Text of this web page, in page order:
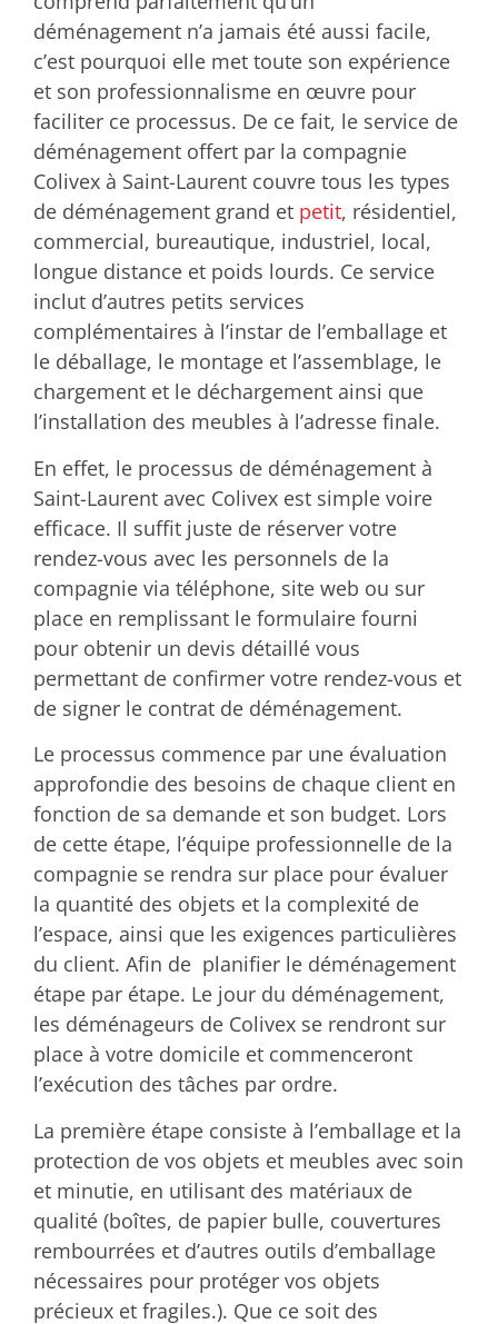
déménagement n’a jamais été aussi facile,
c’est pourquoi elle met toute son expérience
et son professionnalisme en œuvre pour
faciliter ce processus. De ce fait, le service de
déménagement offert par la compagnie
Colivex à Saint-Laurent couvre tous les types
de déménagement grand et petit, résidentiel,
commercial, bureautique, industriel, local,
longue distance et poids lourds. Ce service
inclut d’autres petits services
complémentaires à l’instar de l’emballage et
le déballage, le montage et l’assemblage, le
chargement et le déchargement ainsi que
l’installation des meubles à l’adresse finale.
En effet, le processus de déménagement à
Saint-Laurent avec Colivex est simple voire
efficace. Il suffit juste de réserver votre
rendez-vous avec les personnels de la
compagnie via téléphone, site web ou sur
place en remplissant le formulaire fourni
pour obtenir un devis détaillé vous
permettant de confirmer votre rendez-vous et
de signer le contrat de déménagement.
Le processus commence par une évaluation
approfondie des besoins de chaque client en
fonction de sa demande et son budget. Lors
de cette étape, l’équipe professionnelle de la
compagnie se rendra sur place pour évaluer
la quantité des objets et la complexité de
l’espace, ainsi que les exigences particulières
du client. Afin de planifier le déménagement
étape par étape. Le jour du déménagement,
les déménageurs de Colivex se rendront sur
place à votre domicile et commenceront
l’exécution des tâches par ordre.
La première étape consiste à l’emballage et la
protection de vos objets et meubles avec soin
et minutie, en utilisant des matériaux de
qualité (boîtes, de papier bulle, couvertures
rembourrées et d’autres outils d’emballage
nécessaires pour protéger vos objets
précieux et fragiles.). Que ce soit des